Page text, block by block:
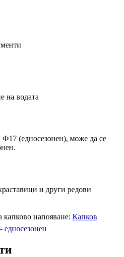
на водата
(едносезонен), може да се
и други редови
напояване: Капков